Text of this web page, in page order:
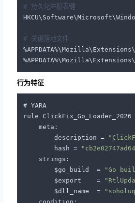
# 持久化注册表键
# 关键落地文件
行为特征
# YARA
rule ClickFix_Go_Loader_2026
    meta
:
        description =
        hash =
    strings
:
        $go_build  =
"Go
        $export    =
        $dll_name  =